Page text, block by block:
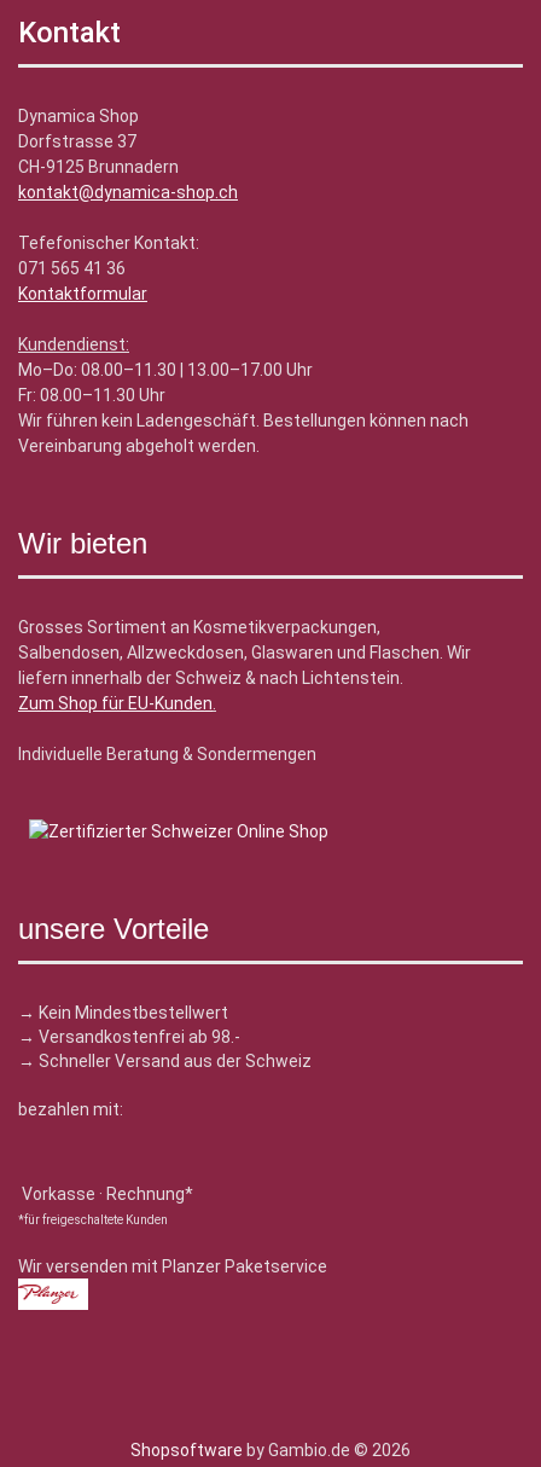
Kontakt
Dynamica Shop
Dorfstrasse 37
CH-9125 Brunnadern
kontakt@dynamica-shop.ch
Tefefonischer Kontakt:
071 565 41 36
Kontaktformular
Kundendienst:
Mo–Do: 08.00–11.30 | 13.00–17.00 Uhr
Fr: 08.00–11.30 Uhr
Wir führen kein Ladengeschäft. Bestellungen können nach
Vereinbarung abgeholt werden.
Wir bieten
Grosses Sortiment an Kosmetikverpackungen,
Salbendosen, Allzweckdosen, Glaswaren und Flaschen. Wir
liefern innerhalb der Schweiz & nach Lichtenstein.
Zum Shop für EU-Kunden
Individuelle Beratung & Sondermengen
unsere Vorteile
→ Kein Mindestbestellwert
→ Versandkostenfrei ab 98.-
→ Schneller Versand aus der Schweiz
bezahlen mit:
Vorkasse · Rechnung*
*für freigeschaltete Kunden
Wir versenden mit Planzer Paketservice
Shopsoftware by Gambio.de © 2026